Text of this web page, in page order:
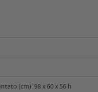
(cm): 98 x 60 x 56 h